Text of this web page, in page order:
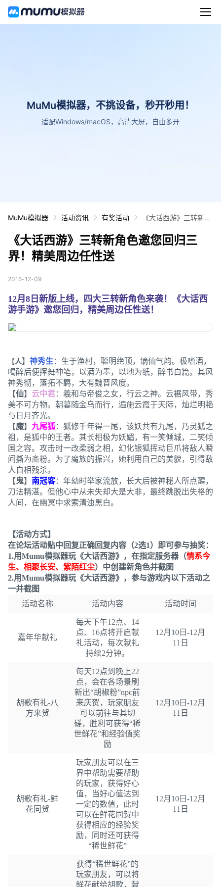
MuMu模拟器，不挑设备，秒开秒用！
适配Windows/macOS，高清大屏，自由多开
MuMu模拟器 活动资讯 有奖活动
《大话西游》三转新角
周边任性送
《大话西游》三转新角色邀您回归三
界！精美周边任性送
2016-12-09
12月8日新版上线，四大三转新角色来袭！《大话西
游手游》邀您回归，精美周边任性送！
【 人】 神秀生 ：生于渔村，聪明绝顶，谪仙气韵。极嗜酒，
喝醉后便挥舞神笔，以酒为墨，以地为纸，醉书白篇。其风
神秀彻，落拓不羁，大有魏晋风度。
【仙】 云中君：羲和与帝俊之女，行云之神。云裾风带，秀
美不可方物。朝暮随金乌而行，遍施云霞于天际，灿烂明艳
与日月齐光。
【魔】 九尾狐：狐修千年得一尾，该妖共有九尾，乃灵狐之
祖，是狐中的王者。其长相极为妖媚，有一笑倾城，二笑倾
国之容。攻击时一改柔弱之相，幻化银狐挥动巨爪将敌人瞬
间撕为齑粉。为了魔族的振兴，她利用自己的美貌，引得敌
人自相残杀。
【鬼】 南冠客：年幼时举家流放，长大后被神秘人所点醒，
刀法精湛。但他心中从未失却大是大非，最终跳脱出失格的
人间，在幽冥中求索清浊黑白。
【活动方式】
在论坛活动贴中回复正确回复内容（2选1）即可参与抽奖：
1.用Mumu模拟器玩《大话西游》，在指定服务器（情系今
生、相聚长安、紫陌红尘）中创建新角色并截图
2.用Mumu模拟器玩《大话西游》，参与游戏内以下活动之
一并截图
活动名称
活动内容 活动时间
嘉年华献礼
每天下午12点、14
点、16点将开启献
礼活动，每次献礼
持续2分钟。
12月10日-12月
11日
胡歌有礼-八
方来贺
每天12点到晚上22
点，会在各场景刷
新出“胡椒粉”npc前
来庆贺，玩家朋友
可以前往与其切
磋，胜利可获得“稀
世鲜花”和经验值奖
励
12月10日-12月
11日
胡歌有礼-鲜
花同贺
玩家朋友可以在三
界中帮助需要帮助
的玩家，获得好心
值，当好心值达到
一定的数值，此时
可以在鲜花同贺中
获得相应的经验奖
励，同时还可获得
“稀世鲜花”
12月10日-12月
11日
获得“稀世鲜花”的
玩家朋友，可以将
鲜花献给胡歌，献